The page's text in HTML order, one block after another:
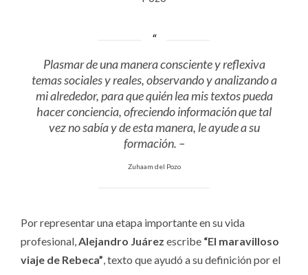
Plasmar de una manera consciente y reflexiva
temas sociales y reales, observando y analizando a
mi alrededor, para que quién lea mis textos pueda
hacer conciencia, ofreciendo información que tal
vez no sabía y de esta manera, le ayude a su
formación. –
Zuhaam del Pozo
Por representar una etapa importante en su vida
profesional,Alejandro Juárez escribe “El maravilloso
viaje de Rebeca”, texto que ayudó a su definición por el